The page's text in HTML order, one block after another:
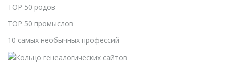
TOP 50 родов
TOP 50 промыслов
10 самых необычных профессий